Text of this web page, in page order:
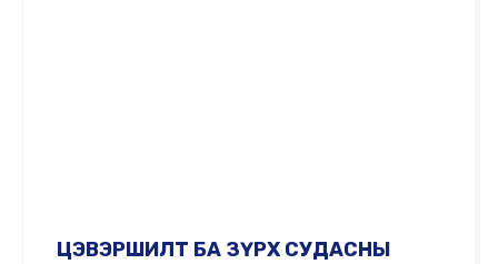
ЦЭВЭРШИЛТ БА ЗҮРХ СУДАСНЫ